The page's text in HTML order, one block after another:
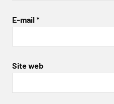
E-mail *
Site web